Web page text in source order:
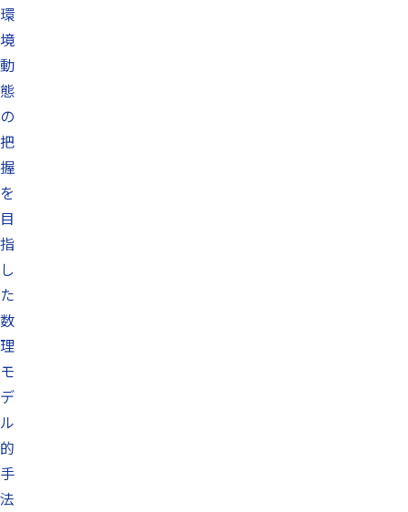
環
境
動
態
の
把
握
を
目
指
し
た
数
理
モ
デ
ル
的
手
法